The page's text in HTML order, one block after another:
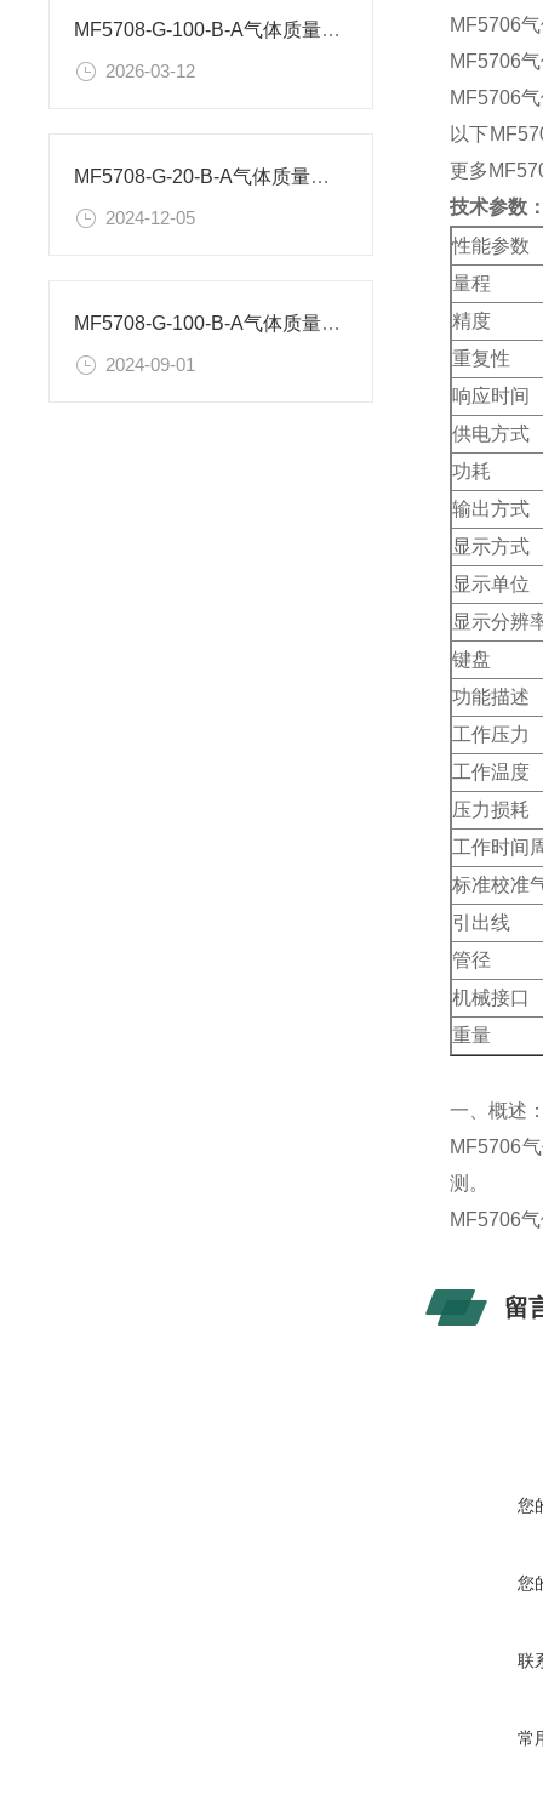
MF5708-G-100-B-A气体质量流量计RS485_通讯接口
2026-03-12
MF5708-G-20-B-A气体质量流量计使用注意事项
2024-12-05
MF5708-G-100-B-A气体质量流量计性能如何？
2024-09-01
MF5706
MF5706
MF5706
以下
更多
技术参数
性能参数
量程
精度
重复性
响应时间
供电方式
功耗
输出方式
显示方式
显示单位
显示分辨
键盘
功能描述
工作压力
工作温度
压力损耗
工作时间
标准校准
引出线
管径
机械接口
重量
一、概述
MF5706
测。
MF5706
留
您
您
联
常